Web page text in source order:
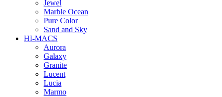
Jewel
Marble Ocean
Pure Color
Sand and Sky
HI-MACS
Aurora
Galaxy
Granite
Lucent
Lucia
Marmo